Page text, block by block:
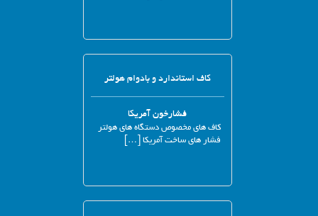
کاف استاندارد و بادوام هولتر
فشارخون آمریکا
کاف های مخصوص دستگاه های هولتر
فشار های ساخت آمریکا […]